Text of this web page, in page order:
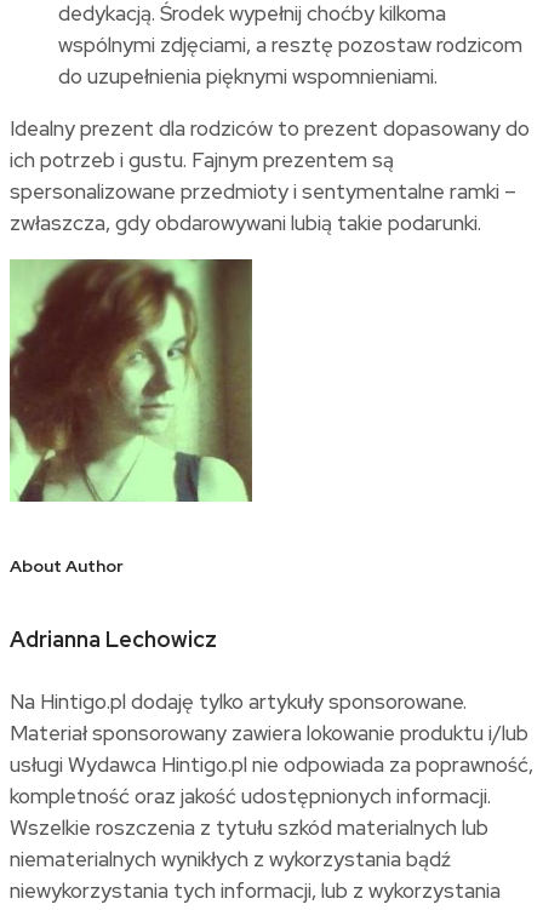
dedykacją. Środek wypełnij choćby kilkoma
wspólnymi zdjęciami, a resztę pozostaw rodzicom
do uzupełnienia pięknymi wspomnieniami.
Idealny prezent dla rodziców to prezent dopasowany do
ich potrzeb i gustu. Fajnym prezentem są
spersonalizowane przedmioty i sentymentalne ramki –
zwłaszcza, gdy obdarowywani lubią takie podarunki.
About Author
Adrianna Lechowicz
Na Hintigo.pl dodaję tylko artykuły sponsorowane.
Materiał sponsorowany zawiera lokowanie produktu i/lub
usługi Wydawca Hintigo.pl nie odpowiada za poprawność,
kompletność oraz jakość udostępnionych informacji.
Wszelkie roszczenia z tytułu szkód materialnych lub
niematerialnych wynikłych z wykorzystania bądź
niewykorzystania tych informacji, lub z wykorzystania